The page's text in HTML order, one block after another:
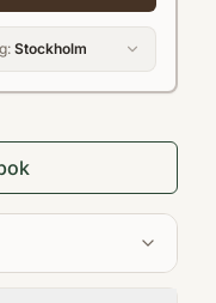
Stockholm